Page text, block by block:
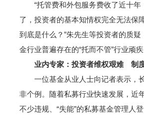
“托管费和外包服务费收了近十年
了，投资者的基本知情权完全无法保
到底是什么？”朱先生等投资者的质疑
金行业普遍存在的“托而不管”行业顽疾
业内专家：投资者维权艰难 制
一位基金从业人士向记者表示，
非个例。随着私募行业快速发展，近
不少违规、“失能”的私募基金管理人